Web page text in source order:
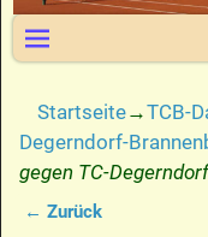
Startseite→TCB-
Degerndorf-
gegen TC-
← Zurück